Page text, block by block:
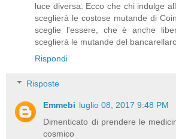
luce diversa. Ecco che chi indulge
sceglierà le costose mutande di
sceglie l'essere, che è anche
sceglierà le mutande del
Rispondi
Risposte
Emmebi luglio 08, 2017 9:48 PM
Dimenticato di prendere le
cosmico